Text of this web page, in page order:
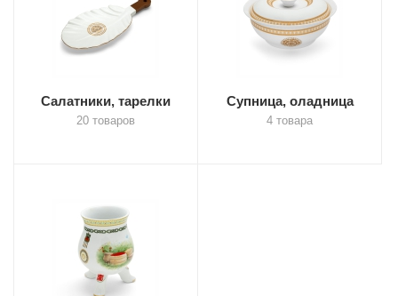
Салатники, тарелки
20 товаров
Супница, оладница
4 товара